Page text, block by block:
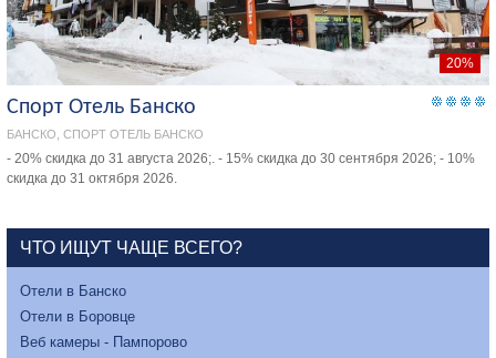
20%
Спорт Отель Банско
БАНСКО, СПОРТ ОТЕЛЬ БАНСКО
- 20% скидка до 31 августа 2026;. - 15% скидка до 30 сентября 2026; - 10%
скидка до 31 октября 2026.
ЧТО ИЩУТ ЧАЩЕ ВСЕГО?
Отели в Банско
Отели в Боровце
Веб камеры - Пампорово